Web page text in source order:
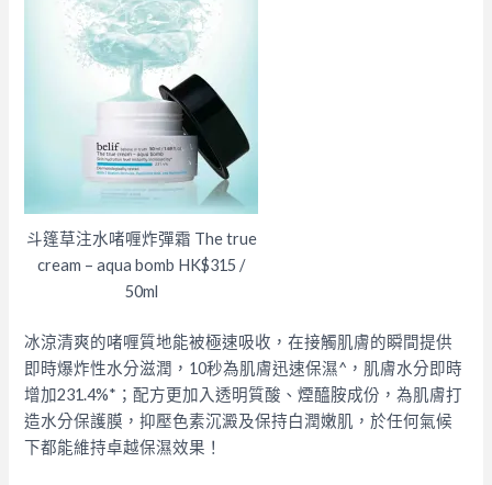
斗篷草注水啫喱炸彈霜 The true
cream – aqua bomb HK$315 /
50ml
冰涼清爽的啫喱質地能被極速吸收，在接觸肌膚的瞬間提供
即時爆炸性水分滋潤，10秒為肌膚迅速保濕^，肌膚水分即時
增加231.4%*；配方更加入透明質酸、煙醯胺成份，為肌膚打
造水分保護膜，抑壓色素沉澱及保持白潤嫩肌，於任何氣候
下都能維持卓越保濕效果！